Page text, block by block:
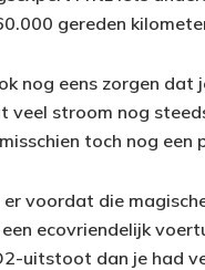
gereden
nog eens zorgen
veel stroom nog
toch nog een
voordat die
ecovriendelijk
uitstoot dan je had